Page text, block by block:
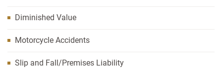
Diminished Value
Motorcycle Accidents
Slip and Fall/Premises Liability